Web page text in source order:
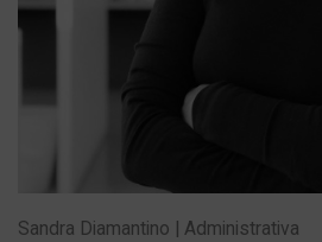
Sandra Diamantino | Administrativa